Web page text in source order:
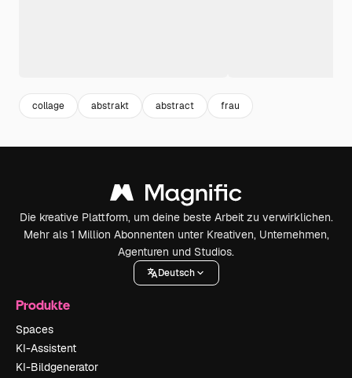
collage abstrakt abstract frau
Die kreative Plattform, um deine beste Arbeit zu verwirklichen.
Mehr als 1 Million Abonnenten unter Kreativen, Unternehmen,
Agenturen und Studios.
Deutsch
Produkte
Spaces
KI-Assistent
KI-Bildgenerator